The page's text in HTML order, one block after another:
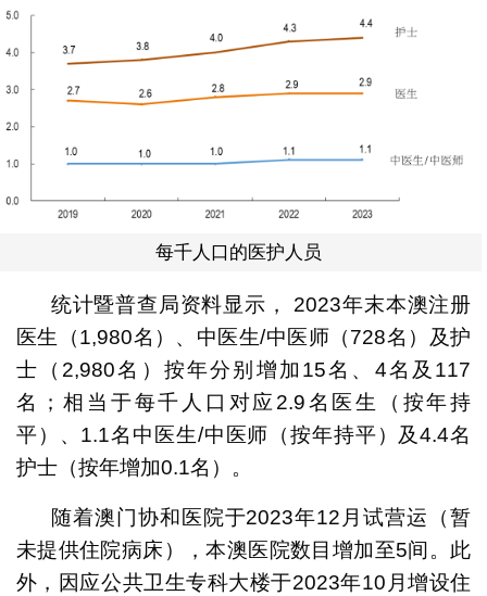
每千人口的医护人员
统计暨普查局资料显示， 2023年末本澳注册
医生（1,980名）、中医生/中医师（728名）及护
士（2,980名）按年分别增加15名、4名及117
名；相当于每千人口对应2.9名医生（按年持
平）、1.1名中医生/中医师（按年持平）及4.4名
护士（按年增加0.1名）。
随着澳门协和医院于2023年12月试营运（暂
未提供住院病床），本澳医院数目增加至5间。此
外，因应公共卫生专科大楼于2023年10月增设住